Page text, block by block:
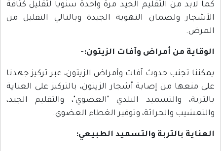
كما لابد من التقليم الجيد مرة واحدة سنويا لتقليل كثافة
الأشجار ولضمان التهوية الجيدة وبالتالي التقليل من
المرض.
الوقاية من أمراض وآفات الزيتون:-
يمكننا تجنب حدوث آفات وأمراض الزيتون، عبر تركيز جهدنا
على منعها من إصابة أشجار الزيتون، بالتركيز على العناية
بالتربة، والتسميد البلدي "العضوي"، والتقليم الجيد،
والتعشيب والحراثة، وتوفير الغطاء العضوي.
العناية بالتربة والتسميد الطبيعي: